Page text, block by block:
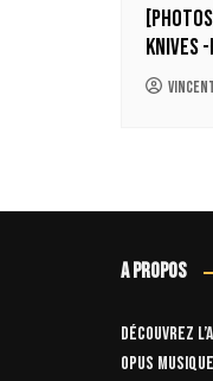
Knives
A propos
Découvrez
OPUS